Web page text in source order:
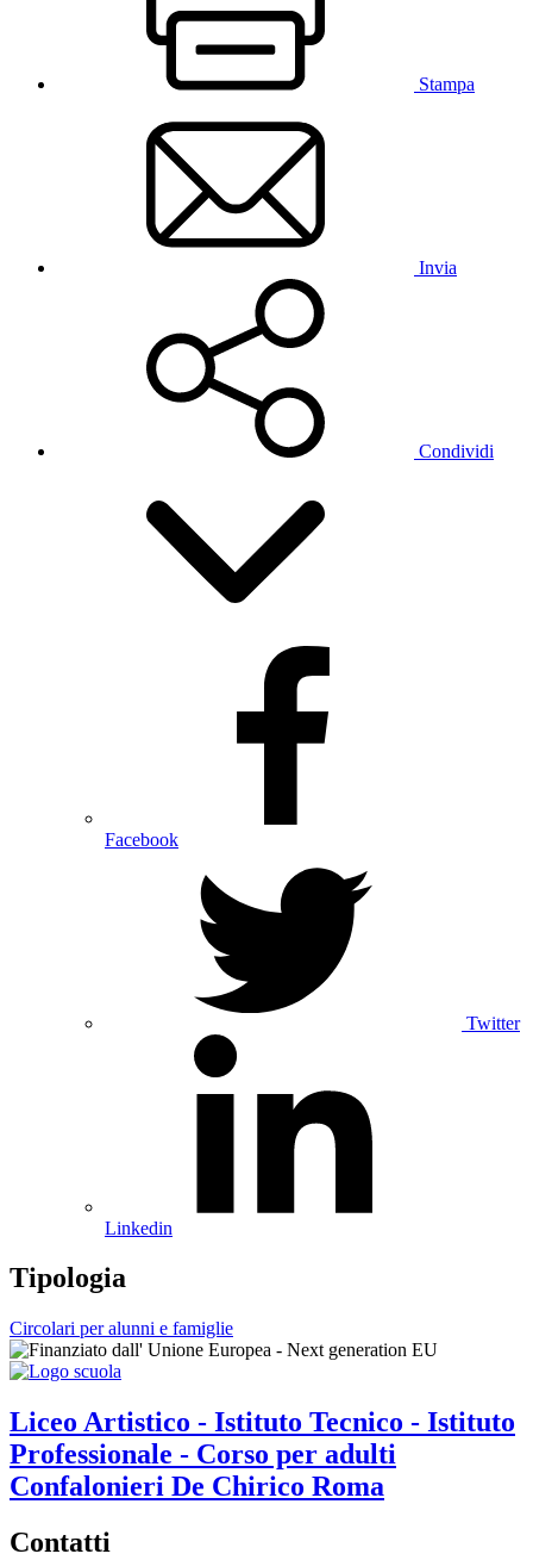
Stampa
Invia
Condividi
Facebook
Twitter
Linkedin
Tipologia
Circolari per alunni e famiglie
Liceo Artistico - Istituto Tecnico - Istituto
Professionale - Corso per adulti
Confalonieri De Chirico Roma
Contatti